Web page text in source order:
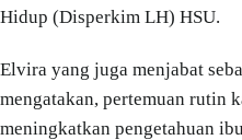
Hidup (Disperkim LH) HSU.
Elvira yang juga menjabat
mengatakan, pertemuan rutin
meningkatkan pengetahuan